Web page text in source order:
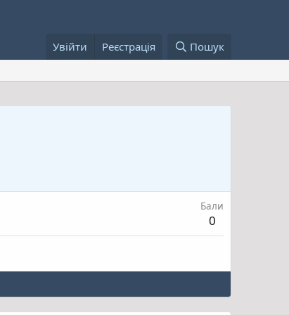
Увійти Реєстрація Пошук
Бали
0